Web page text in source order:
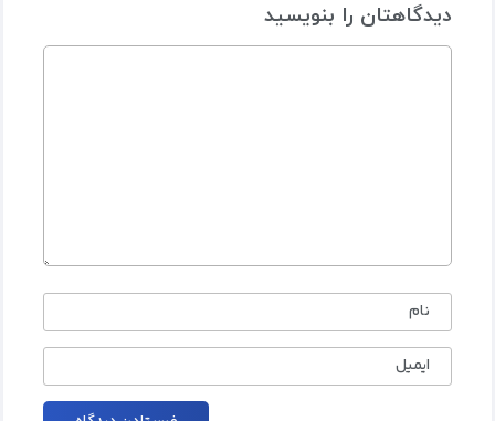
دیدگاهتان را بنویسید
نام
ایمیل